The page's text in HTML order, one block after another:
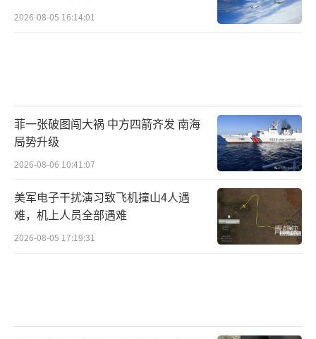
2026-08-05 16:14:01
菲一张破图闯大祸 中方四箭齐发 南海
局势升级
2026-08-06 10:41:07
美军电子干扰演习致飞机撞山4人遇
难，机上人员全部遇难
2026-08-05 17:19:31